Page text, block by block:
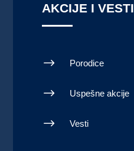
AKCIJE I VESTI
$ Porodice
$ Uspešne akcije
$ Vesti